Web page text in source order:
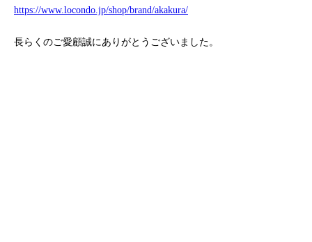
https://www.locondo.jp/shop/brand/akakura/
長らくのご愛顧誠にありがとうございました。